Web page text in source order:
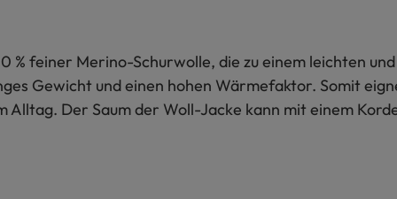
% feiner Merino-Schurwolle, die zu einem leichten
Gewicht und einen hohen Wärmefaktor. Somit
Der Saum der Woll-Jacke kann mit einem